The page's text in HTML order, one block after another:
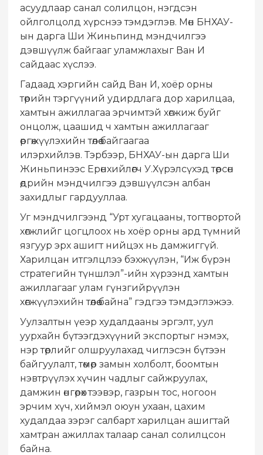
асуудлаар санал солилцон, нэгдсэн
ойлголцолд хүрснээ тэмдэглэв. Мөн БНХАУ-
ын дарга Ши Жиньпинд мэндчилгээ
дэвшүүлж байгааг уламжлахыг Ван И
сайдаас хүслээ.
Гадаад хэргийн сайд Ван И, хоёр орны
төрийн тэргүүний удирдлага дор харилцаа,
хамтын ажиллагаа эрчимтэй хөгжиж буйг
онцолж, цаашид ч хамтын ажиллагааг
өргөжүүлэхийн төлөө байгаагаа
илэрхийлэв. Тэрбээр, БНХАУ-ын дарга Ши
Жиньпинээс Ерөнхийлөгч У.Хүрэлсүхэд төрсөн
өдрийн мэндчилгээ дэвшүүлсэн албан
захидлыг гардууллаа.
Уг мэндчилгээнд “Урт хугацааны, тогтвортой
хөгжлийг цогцлоох нь хоёр орны ард түмний
язгуур эрх ашигт нийцэх нь дамжиггүй.
Харилцан итгэлцлээ бэхжүүлэн, “Иж бүрэн
стратегийн түншлэл”-ийн хүрээнд хамтын
ажиллагааг улам гүнзгийрүүлэн
хөгжүүлэхийн төлөө байна” гэдгээ тэмдэглэжээ.
Уулзалтын үеэр худалдааны эргэлт, уул
уурхайн бүтээгдэхүүний экспортыг нэмэх,
нэр төрлийг олшруулахад чиглэсэн бүтээн
байгуулалт, төмөр замын холболт, боомтын
нэвтрүүлэх хүчин чадлыг сайжруулах,
дамжин өнгөрөх тээвэр, газрын тос, ногоон
эрчим хүч, хиймэл оюун ухаан, цахим
худалдаа зэрэг салбарт харилцан ашигтай
хамтран ажиллах талаар санал солилцсон
байна.